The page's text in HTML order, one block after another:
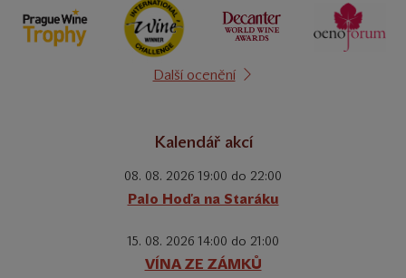
Další ocenění
Kalendář akcí
08. 08. 2026 19:00 do 22:00
Palo Hoďa na Staráku
15. 08. 2026 14:00 do 21:00
VÍNA ZE ZÁMKŮ